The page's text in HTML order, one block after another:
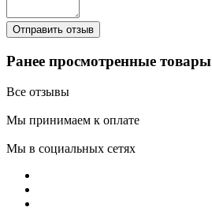
Ранее просмотренные товары
Все отзывы
Мы принимаем к оплате
Мы в социальных сетях